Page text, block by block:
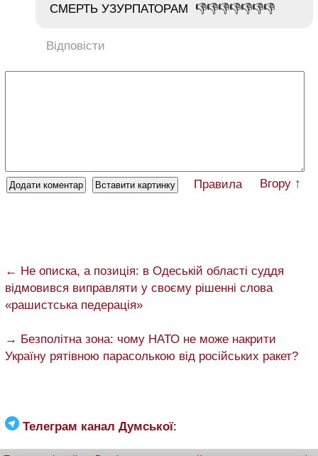
СМЕРТЬ УЗУРПАТОРАМ 👎👎👎👎👎👎👎
Відповісти
Правила Вгору ↑
← Не описка, а позиція: в Одеській області суддя
відмовився виправляти у своєму рішенні слова
«рашистська педерація»
→ Безполітна зона: чому НАТО не може накрити
Україну рятівною парасолькою від російських ракет?
Телеграм канал Думської: